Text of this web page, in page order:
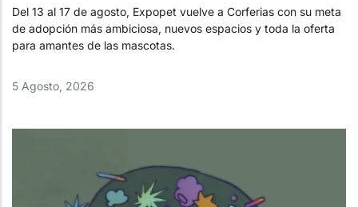
Del 13 al 17 de agosto, Expopet vuelve a Corferias con su meta
de adopción más ambiciosa, nuevos espacios y toda la oferta
para amantes de las mascotas.
5 Agosto, 2026